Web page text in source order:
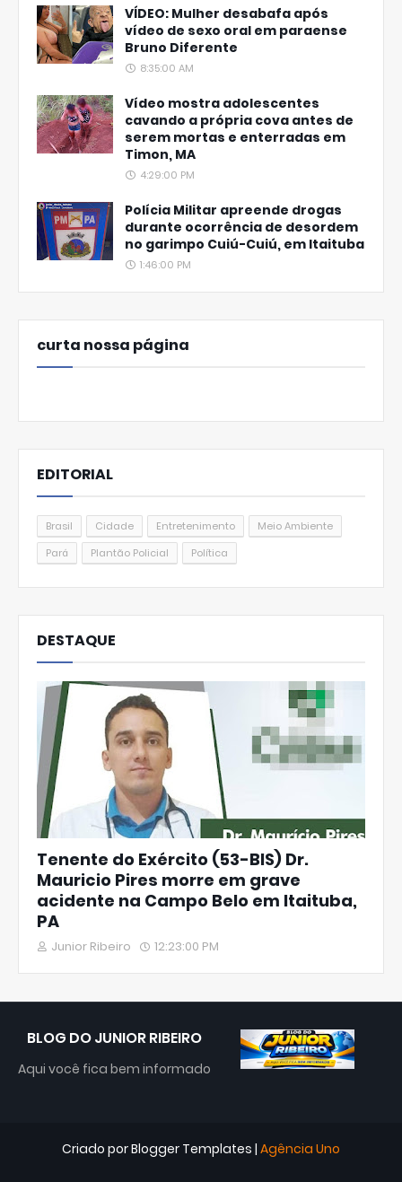
VÍDEO: Mulher desabafa após
vídeo de sexo oral em paraense
Bruno Diferente
8:35:00 AM
Vídeo mostra adolescentes
cavando a própria cova antes de
serem mortas e enterradas em
Timon, MA
4:29:00 PM
Polícia Militar apreende drogas
durante ocorrência de desordem
no garimpo Cuiú-Cuiú, em Itaituba
1:46:00 PM
curta nossa página
EDITORIAL
Brasil Cidade Entretenimento
Meio Ambiente
Pará
Plantão Policial Política
DESTAQUE
Tenente do Exército (53-BIS) Dr.
Mauricio Pires morre em grave
acidente na Campo Belo em Itaituba,
PA
Junior Ribeiro 12:23:00 PM
BLOG DO JUNIOR RIBEIRO
Aqui você fica bem informado
Criado porBlogger Templates | Agência Uno